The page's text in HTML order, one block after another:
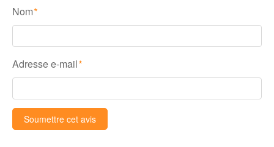
Nom *
Adresse e-mail *